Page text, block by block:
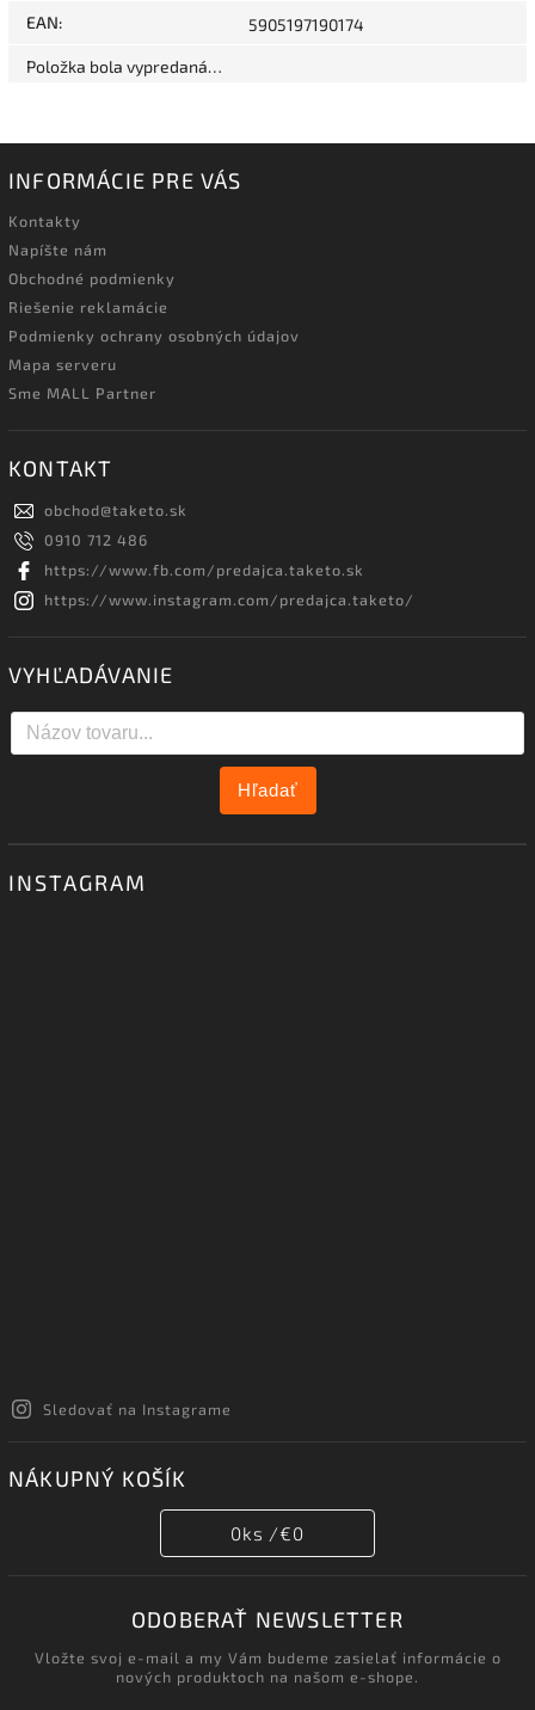
EAN: 5905197190174
Položka bola vypredaná…
INFORMÁCIE PRE VÁS
Kontakty
Napíšte nám
Obchodné podmienky
Riešenie reklamácie
Podmienky ochrany osobných údajov
Mapa serveru
Sme MALL Partner
KONTAKT
obchod@taketo.sk
0910 712 486
https://www.fb.com/predajca.taketo.sk
https://www.instagram.com/predajca.taketo/
VYHĽADÁVANIE
Hľadať
INSTAGRAM
Sledovať na Instagrame
NÁKUPNÝ KOŠÍK
0ks /€0
ODOBERAŤ NEWSLETTER
Vložte svoj e-mail a my Vám budeme zasielať informácie o
nových produktoch na našom e-shope.